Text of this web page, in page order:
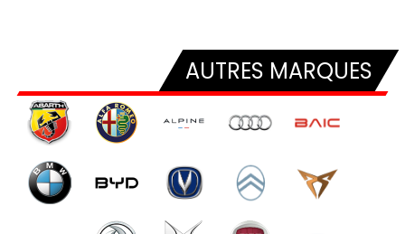
AUTRES MARQUES